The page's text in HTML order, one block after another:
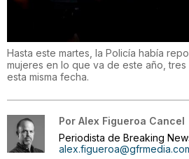
Hasta este martes, la Policía había
mujeres en lo que va de este año,
esta misma fecha.
Por Alex Figueroa Cancel
Periodista de Breaking